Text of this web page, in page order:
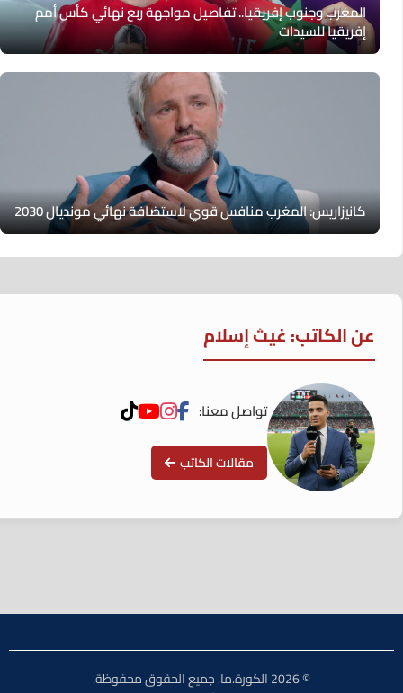
المغرب وجنوب إفريقيا.. تفاصيل مواجهة ربع نهائي كأس أمم
إفريقيا للسيدات
كانيزاريس: المغرب منافس قوي لاستضافة نهائي مونديال 2030
عن الكاتب: غيث إسلام
تواصل معنا:
مقالات الكاتب